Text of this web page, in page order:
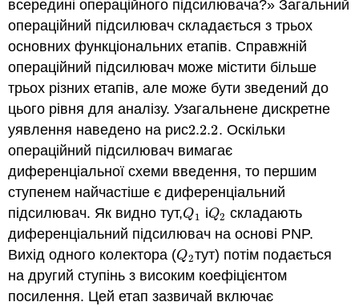
всередині операційного підсилювача?» Загальний
операційний підсилювач складається з трьох
основних функціональних етапів. Справжній
операційний підсилювач може містити більше
трьох різних етапів, але може бути зведений до
цього рівня для аналізу. Узагальнене дискретне
уявлення наведено на рис2.2.2
2.2.2. Оскільки
операційний підсилювач вимагає
диференціальної схеми введення, то першим
ступенем найчастіше є диференціальний
підсилювач. Як видно тут,Q1
Q1 іQ2
Q2 складають
диференціальний підсилювач на основі PNP.
Вихід одного колектора (Q2
Q2тут) потім подається
на другий ступінь з високим коефіцієнтом
посилення. Цей етап зазвичай включає